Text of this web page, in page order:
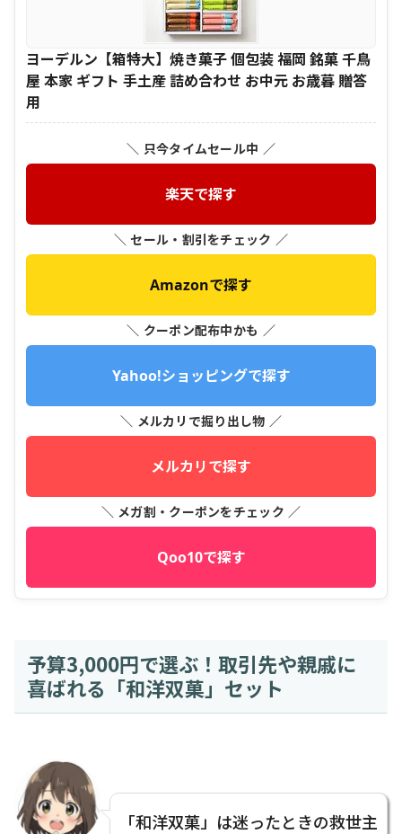
ヨーデルン【箱特大】焼き菓子 個包装 福岡 銘菓 千鳥
屋 本家 ギフト 手土産 詰め合わせ お中元 お歳暮 贈答
用
＼ 只今タイムセール中 ／
楽天で探す
＼ セール・割引をチェック ／
Amazonで探す
＼ クーポン配布中かも ／
Yahoo!ショッピングで探す
＼ メルカリで掘り出し物 ／
メルカリで探す
＼ メガ割・クーポンをチェック ／
Qoo10で探す
予算3,000円で選ぶ！取引先や親戚に
喜ばれる「和洋双菓」セット
「和洋双菓」は迷ったときの救世主